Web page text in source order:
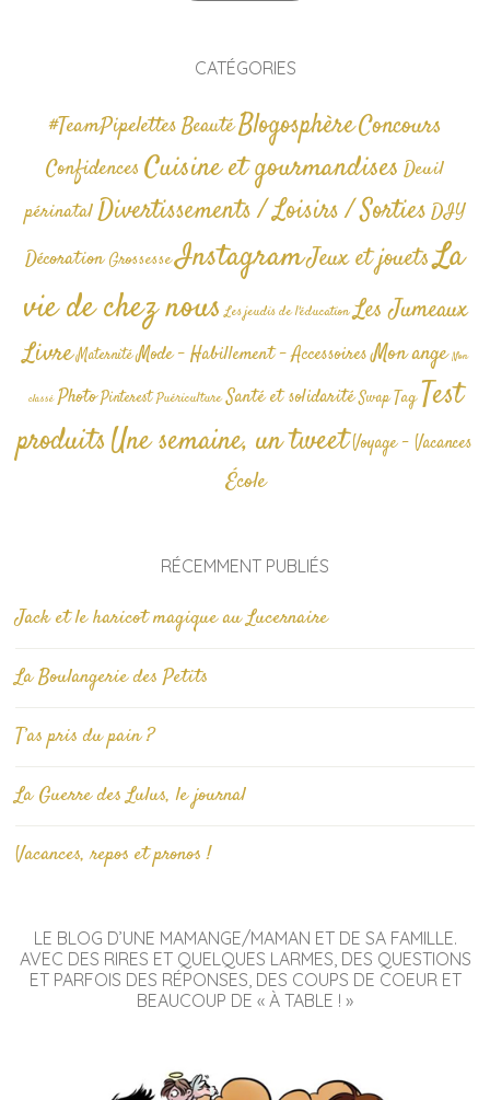
CATÉGORIES
#TeamPipelettesBeautéBlogosphèreConcours
Confidences Cuisine et gourmandises Deuil
périnatalDivertissements / Loisirs / SortiesDIY
Décoration GrossesseInstagramJeux et jouetsLa
vie de chez nous Les jeudis de l'éducation Les Jumeaux
Livre Maternité Mode - Habillement - AccessoiresMon ange Non
classé Photo Pinterest Puériculture Santé et solidarité Swap TagTest
produitsUne semaine, un tweetVoyage - Vacances
École
RÉCEMMENT PUBLIÉS
Jack et le haricot magique au Lucernaire
La Boulangerie des Petits
T’as pris du pain ?
La Guerre des Lulus, le journal
Vacances, repos et pronos !
LE BLOG D’UNE MAMANGE/MAMAN ET DE SA FAMILLE.
AVEC DES RIRES ET QUELQUES LARMES, DES QUESTIONS
ET PARFOIS DES RÉPONSES, DES COUPS DE COEUR ET
BEAUCOUP DE « À TABLE ! »